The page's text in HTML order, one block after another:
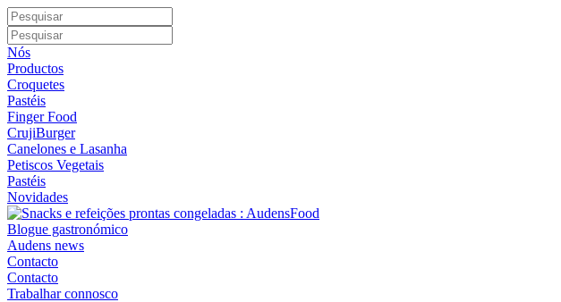
Nós
Productos
Croquetes
Pastéis
Finger Food
CrujiBurger
Canelones e Lasanha
Petiscos Vegetais
Pastéis
Novidades
Blogue gastronómico
Audens news
Contacto
Contacto
Trabalhar connosco